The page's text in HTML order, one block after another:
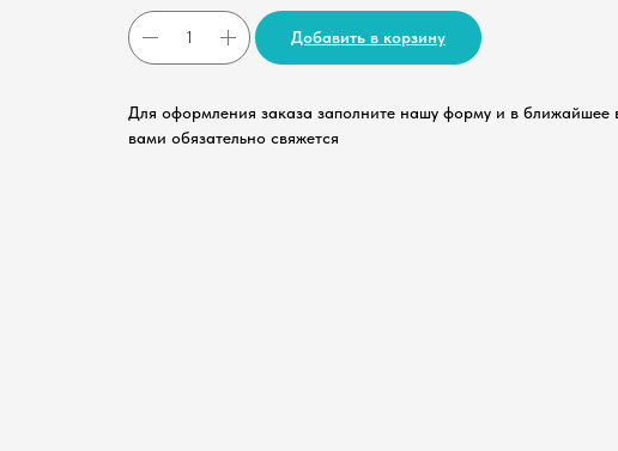
Добавить в корзину
Для оформления заказа заполните нашу форму и в
вами обязательно свяжется